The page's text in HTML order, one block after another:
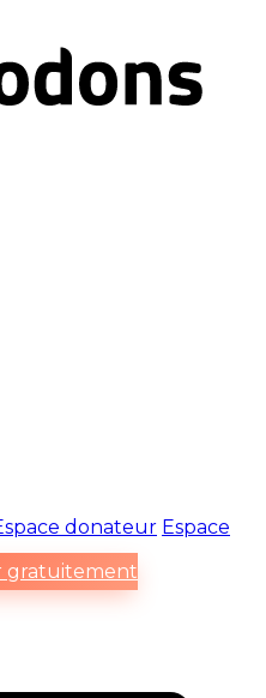
donateur Espace
gratuitement